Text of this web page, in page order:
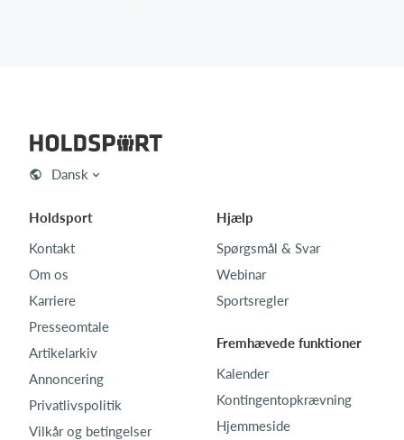
Dansk
Holdsport
Kontakt
Om os
Karriere
Presseomtale
Artikelarkiv
Annoncering
Privatlivspolitik
Vilkår og betingelser
Hjælp
Spørgsmål & Svar
Webinar
Sportsregler
Fremhævede funktioner
Kalender
Kontingentopkrævning
Hjemmeside